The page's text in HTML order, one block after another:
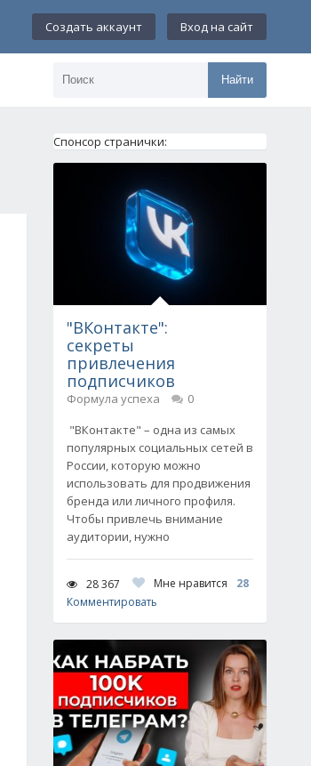
Создать аккаунт Вход на сайт
Найти
Спонсор странички:
"ВКонтакте":
секреты
привлечения
подписчиков
Формула успеха
0
"ВКонтакте" – одна из самых
популярных социальных сетей в
России, которую можно
использовать для продвижения
бренда или личного профиля.
Чтобы привлечь внимание
аудитории, нужно
28 367 Мне нравится
28
Комментировать